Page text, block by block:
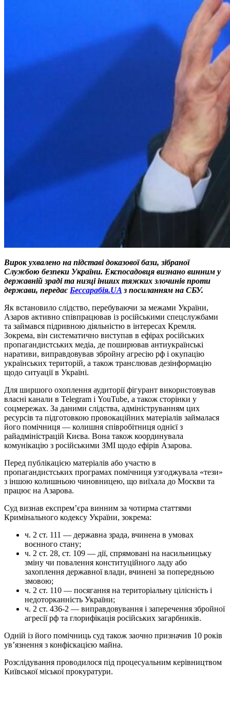
Вирок ухвалено на підставі доказової бази, зібраної
Службою безпеки України. Експосадовця визнано винним у
державній зраді та низці інших тяжких злочинів проти
держави, передає Бессарабія.UA з посиланням на СБУ.
Як встановило слідство, перебуваючи за межами України,
Азаров активно співпрацював із російськими спецслужбами
та займався підривною діяльністю в інтересах Кремля.
Зокрема, він систематично виступав в ефірах російських
пропагандистських медіа, де поширював антиукраїнські
наративи, виправдовував збройну агресію рф і окупацію
українських територій, а також транслював дезінформацію
щодо ситуації в Україні.
Для ширшого охоплення аудиторії фігурант використовував
власні канали в Telegram і YouTube, а також сторінки у
соцмережах. За даними слідства, адмініструванням цих
ресурсів та підготовкою провокаційних матеріалів займалася
його помічниця — колишня співробітниця однієї з
райадміністрацій Києва. Вона також координувала
комунікацію з російськими ЗМІ щодо ефірів Азарова.
Перед публікацією матеріалів або участю в
пропагандистських програмах помічниця узгоджувала «тези»
з іншою колишньою чиновницею, що виїхала до Москви та
працює на Азарова.
Суд визнав експрем’єра винним за чотирма статтями
Кримінального кодексу України, зокрема:
ч. 2 ст. 111 — державна зрада, вчинена в умовах
воєнного стану;
ч. 2 ст. 28, ст. 109 — дії, спрямовані на насильницьку
зміну чи повалення конституційного ладу або
захоплення державної влади, вчинені за попередньою
змовою;
ч. 2 ст. 110 — посягання на територіальну цілісність і
недоторканність України;
ч. 2 ст. 436-2 — виправдовування і заперечення збройної
агресії рф та глорифікація російських загарбників.
Одній із його помічниць суд також заочно призначив 10 років
ув’язнення з конфіскацією майна.
Розслідування проводилося під процесуальним керівництвом
Київської міської прокуратури.